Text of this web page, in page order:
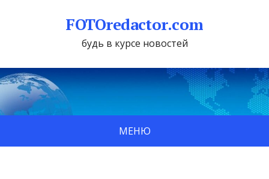
FOTOredactor.com
будь в курсе новостей
МЕНЮ